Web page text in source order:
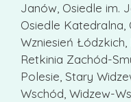
Janów, Osiedle im.
Osiedle Katedralna,
Wzniesień
Retkinia Zachód-
Polesie, Stary
Wschód, Widzew-